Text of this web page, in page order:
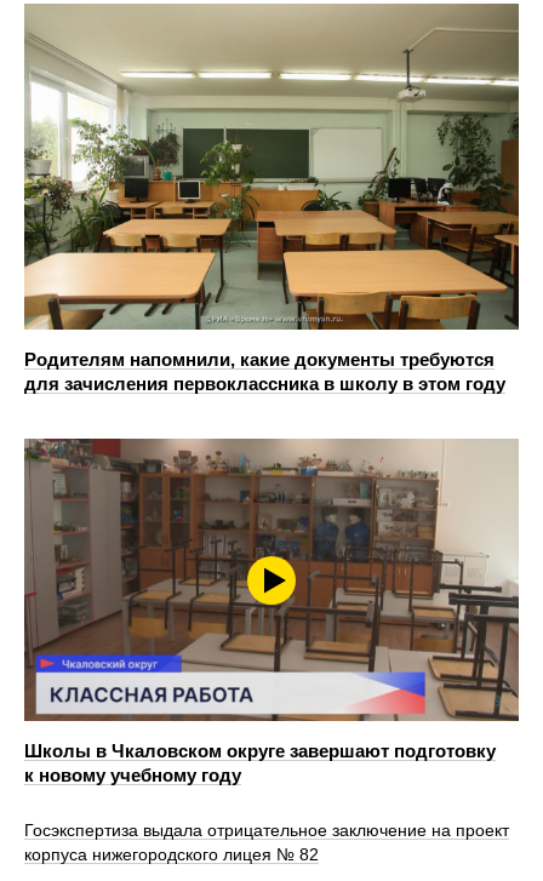
Родителям напомнили, какие документы требуются
для зачисления первоклассника в школу в этом году
Школы в Чкаловском округе завершают подготовку
к новому учебному году
Госэкспертиза выдала отрицательное заключение на проект
корпуса нижегородского лицея № 82